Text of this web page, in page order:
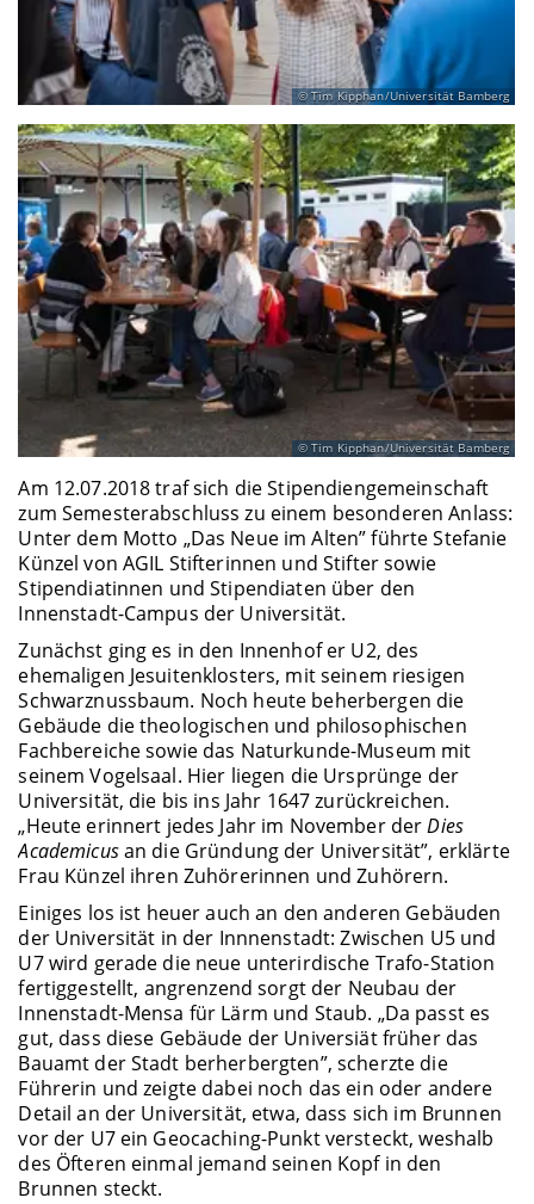
Tim Kipphan/Universität Bamberg
Tim Kipphan/Universität Bamberg
Am 12.07.2018 traf sich die Stipendiengemeinschaft
zum Semesterabschluss zu einem besonderen Anlass:
Unter dem Motto „Das Neue im Alten” führte Stefanie
Künzel von AGIL Stifterinnen und Stifter sowie
Stipendiatinnen und Stipendiaten über den
Innenstadt-Campus der Universität.
Zunächst ging es in den Innenhof er U2, des
ehemaligen Jesuitenklosters, mit seinem riesigen
Schwarznussbaum. Noch heute beherbergen die
Gebäude die theologischen und philosophischen
Fachbereiche sowie das Naturkunde-Museum mit
seinem Vogelsaal. Hier liegen die Ursprünge der
Universität, die bis ins Jahr 1647 zurückreichen.
„Heute erinnert jedes Jahr im November derDies
Academicusan die Gründung der Universität”, erklärte
Frau Künzel ihren Zuhörerinnen und Zuhörern.
Einiges los ist heuer auch an den anderen Gebäuden
der Universität in der Innnenstadt: Zwischen U5 und
U7 wird gerade die neue unterirdische Trafo-Station
fertiggestellt, angrenzend sorgt der Neubau der
Innenstadt-Mensa für Lärm und Staub. „Da passt es
gut, dass diese Gebäude der Universiät früher das
Bauamt der Stadt berherbergten”, scherzte die
Führerin und zeigte dabei noch das ein oder andere
Detail an der Universität, etwa, dass sich im Brunnen
vor der U7 ein Geocaching-Punkt versteckt, weshalb
des Öfteren einmal jemand seinen Kopf in den
Brunnen steckt.